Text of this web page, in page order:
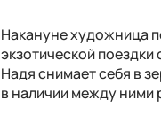
Накануне художница
экзотической
Надя снимает себя в
в наличии между ними